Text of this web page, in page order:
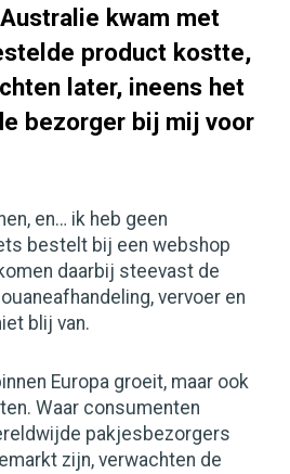
kwam met
product kostte,
later, ineens het
bezorger bij mij voor
en… ik heb geen
bestelt bij een webshop
daarbij steevast de
vervoer en
blij van.
Europa groeit, maar ook
Waar consumenten
pakjesbezorgers
zijn, verwachten de